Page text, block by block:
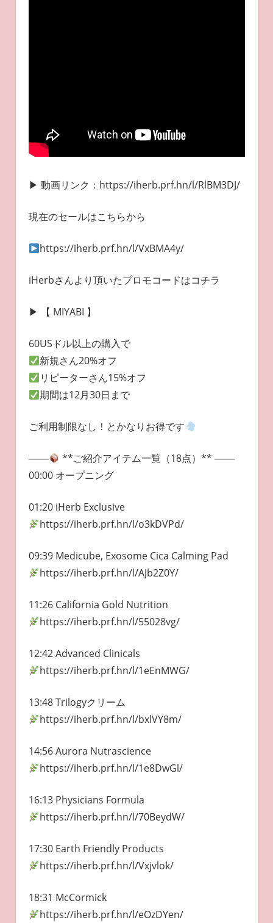
▶︎ 動画リンク：https://iherb.prf.hn/l/RlBM3DJ/
現在のセールはこちらから
https://iherb.prf.hn/l/VxBMA4y/
iHerbさんより頂いたプロモコードはコチラ
▶︎ 【 MIYABI 】
60USドル以上の購入で
新規さん20%オフ
リピーターさん15%オフ
期間は12月30日まで
ご利用制限なし！とかなりお得です
───
**ご紹介アイテム一覧（18点）** ───
00:00 オープニング
01:20 iHerb Exclusive
https://iherb.prf.hn/l/o3kDVPd/
09:39 Medicube, Exosome Cica Calming Pad
https://iherb.prf.hn/l/AJb2Z0Y/
11:26 California Gold Nutrition
https://iherb.prf.hn/l/55028vg/
12:42 Advanced Clinicals
https://iherb.prf.hn/l/1eEnMWG/
13:48 Trilogyクリーム
https://iherb.prf.hn/l/bxlVY8m/
14:56 Aurora Nutrascience
https://iherb.prf.hn/l/1e8DwGl/
16:13 Physicians Formula
https://iherb.prf.hn/l/70BeydW/
17:30 Earth Friendly Products
https://iherb.prf.hn/l/Vxjvlok/
18:31 McCormick
https://iherb.prf.hn/l/eOzDYen/